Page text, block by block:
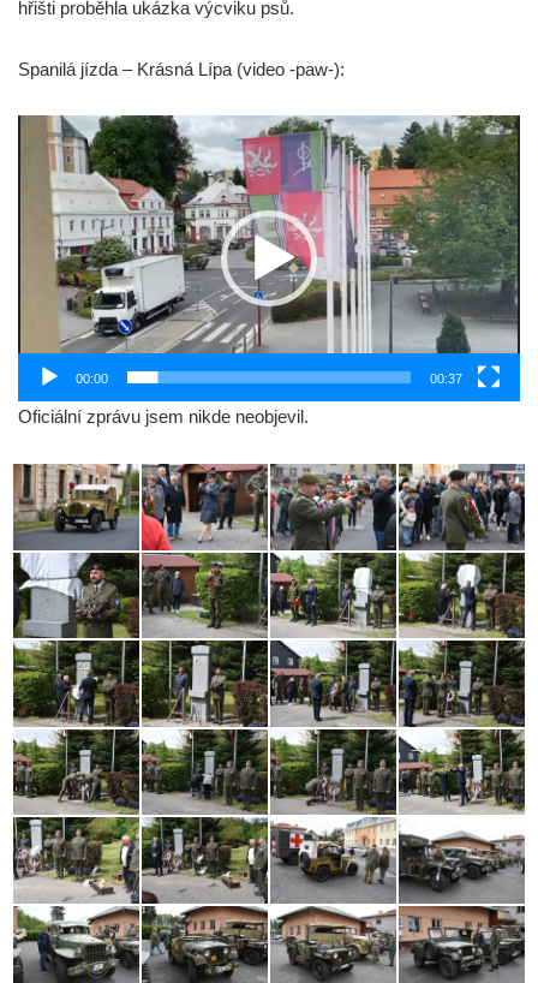
hřišti proběhla ukázka výcviku psů.
Spanilá jízda – Krásná Lípa (video -paw-):
Video
přehrávač
00:00 00:37
Oficiální zprávu jsem nikde neobjevil.